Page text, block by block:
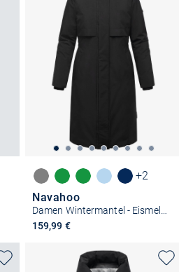
+2
Navahoo
Damen Wintermantel - Eismelodie 14
159,99 €